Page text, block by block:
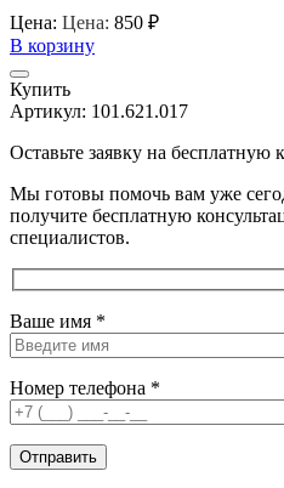
Цена: Цена: 850 ₽
В корзину
Купить
Артикул: 101.621.017
Оставьте заявку на бесплатную
Мы готовы помочь вам уже
получите бесплатную
специалистов.
Ваше имя *
Номер телефона *